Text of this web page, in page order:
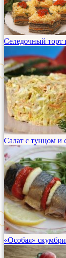
Селедочный торт
Салат с тунцом и
«Особая»